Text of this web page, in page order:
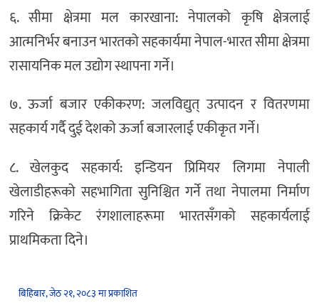
६. सीमा क्षेत्रमा मल कारखाना: नेपालको कृषि क्षेत्रलाई
आत्मनिर्भर बनाउन भारतको सहकार्यमा नेपाल-भारत सीमा क्षेत्रमा
रासायनिक मल उद्योग स्थापना गर्ने।
७. ऊर्जा बजार एकीकरण: जलविद्युत् उत्पादन र वितरणमा
सहकार्य गर्दै दुई देशको ऊर्जा बजारलाई एकीकृत गर्ने।
८. खेलकुद सहकार्य: इन्डियन प्रिमियर लिगमा नेपाली
खेलाडीहरूको सहभागिता सुनिश्चित गर्ने तथा नेपालमा निर्माण
गरिने क्रिकेट रंगशालाहरूमा भारतसँगको सहकार्यलाई
प्राथमिकता दिने।
बिहिबार, जेठ २१, २०८३ मा प्रकाशित